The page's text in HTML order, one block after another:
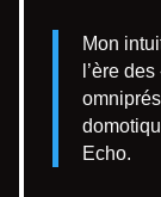
Mon
l’ère
Echo.